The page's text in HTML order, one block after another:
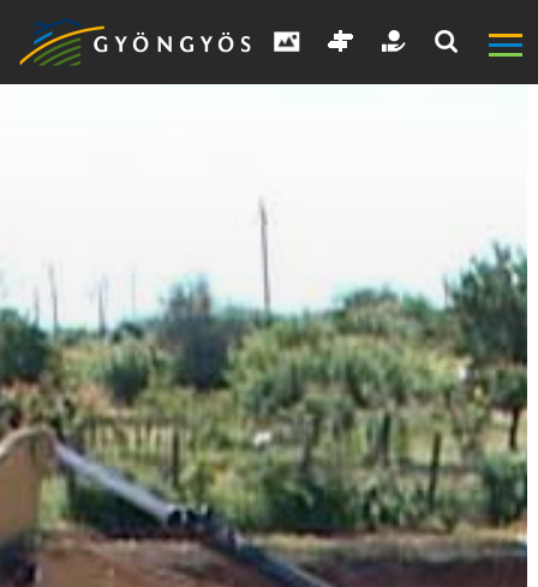
A
VÁROS
KIEMELT
LÁTVÁNYOSSÁGOK
GYÖNGYÖS
VÁROS
ÉRTÉKTÁRA